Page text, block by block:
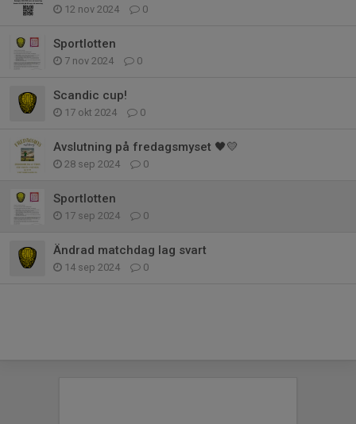
12 nov 2024 0
Sportlotten
7 nov 2024 0
Scandic cup!
17 okt 2024 0
Avslutning på fredagsmyset 🖤💛
28 sep 2024 0
Sportlotten
17 sep 2024 0
Ändrad matchdag lag svart
14 sep 2024 0